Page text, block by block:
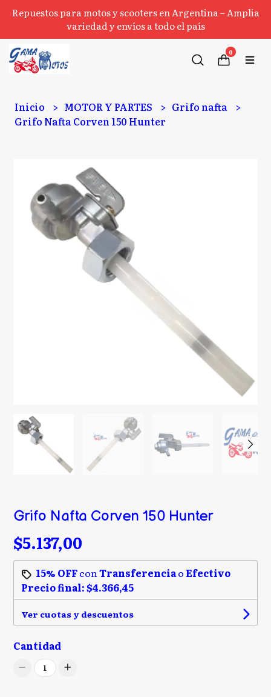
Repuestos para motos y scooters en Argentina – Amplia
variedad y envíos a todo el país
0
Inicio MOTOR Y PARTES
Grifo nafta
Grifo Nafta Corven 150 Hunter
Grifo Nafta Corven 150 Hunter
$5.137,00
15% OFFconTransferenciao Efectivo
Precio final:$4.366,45
Ver cuotas y descuentos
Cantidad
1